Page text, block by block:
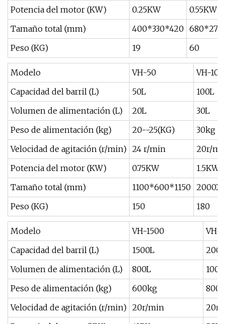
Potencia del motor (KW)
0.25KW
0.55KW
Tamaño total (mm)
400*330*420
Peso (KG)
19 60
Modelo VH-50
VH-100
Capacidad del barril (L)
50L
100L
Volumen de alimentación (L)
20L
30L
Peso de alimentación (kg)
20--25(KG)
30kg
Velocidad de agitación (r/min) 24 r/min
20r/
Potencia del motor (KW)
0.75KW
1.5KW
Tamaño total (mm)
1100*600*1150
Peso (KG)
150 180
Modelo VH-1500
VH-
Capacidad del barril (L)
1500L
Volumen de alimentación (L)
800L
Peso de alimentación (kg)
600kg
Velocidad de agitación (r/min) 20r/min
20r/